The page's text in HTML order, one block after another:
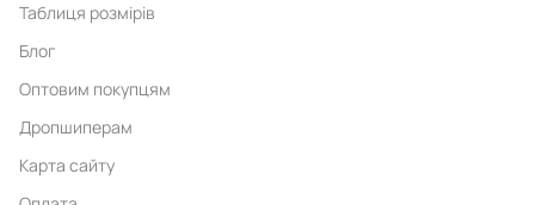
Таблиця розмірів
Блог
Оптовим покупцям
Дропшиперам
Карта сайту